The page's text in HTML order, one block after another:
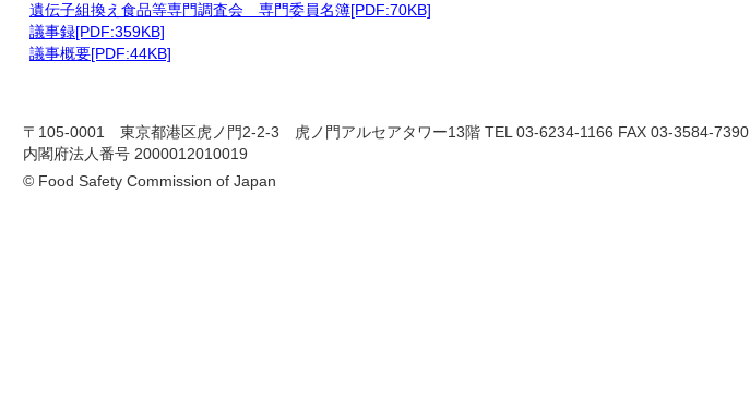
遺伝子組換え食品等専門調査会 専門委員名簿[PDF:70KB]
議事録[PDF:359KB]
議事概要[PDF:44KB]
〒105-0001 東京都港区虎ノ門2-2-3 虎ノ門アルセアタワー13階 TEL 03-6234-1166 FAX 03-3584-7390
内閣府法人番号 2000012010019
© Food Safety Commission of Japan